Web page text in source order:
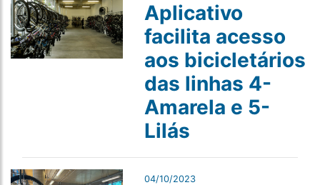
Aplicativo
facilita acesso
aos bicicletários
das linhas 4-
Amarela e 5-
Lilás
04/10/2023